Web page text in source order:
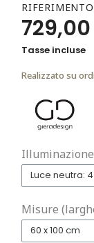
RIFERIMENTO
Tasse incluse
Realizzato su
Illuminazione
Misure